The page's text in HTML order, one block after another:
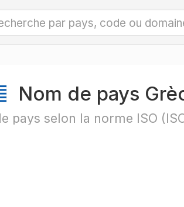
Nom de pays
pays selon la norme ISO